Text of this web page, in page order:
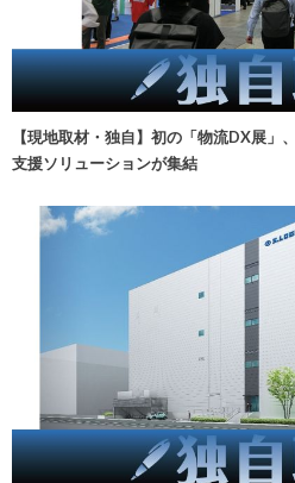
【現地取材・独自】初の「物流DX展」
支援ソリューションが集結